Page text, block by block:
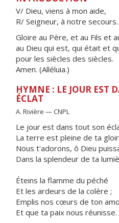
V/ Dieu, viens à mon aide,
R/ Seigneur, à notre secours.
Gloire au Père, et au Fils et
au Dieu qui est, qui était et
pour les siècles des siècles.
Amen. (Alléluia.)
HYMNE : LE JOUR EST
ÉCLAT
A. Rivière — CNPL
Le jour est dans tout son
La terre est pleine de ta
Nous t'adorons, ô Dieu
Dans la splendeur de ta
Éteins la flamme du péché
Et les ardeurs de la colère ;
Emplis nos cœurs de ton
Et que ta paix nous réunisse.